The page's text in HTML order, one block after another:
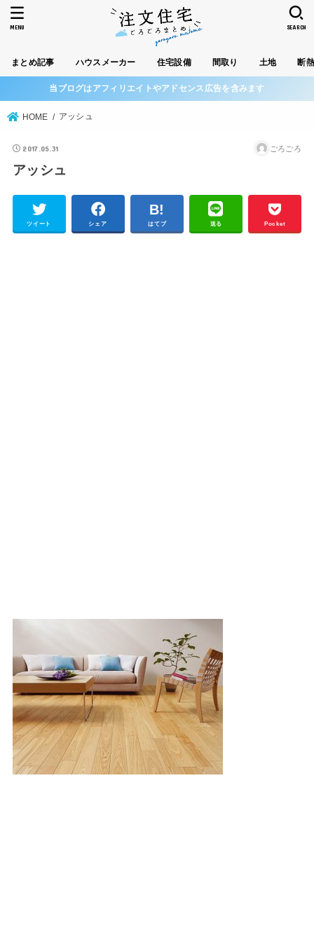
まとめ記事 ハウスメーカー 住宅設備 間取り 土地 断
SEARCH
MENU
当ブログはアフィリエイトやアドセンス広告を含みます
HOME アッシュ
2017.05.31 ごろごろ
アッシュ
ツイート シェア はてブ 送る Pocket